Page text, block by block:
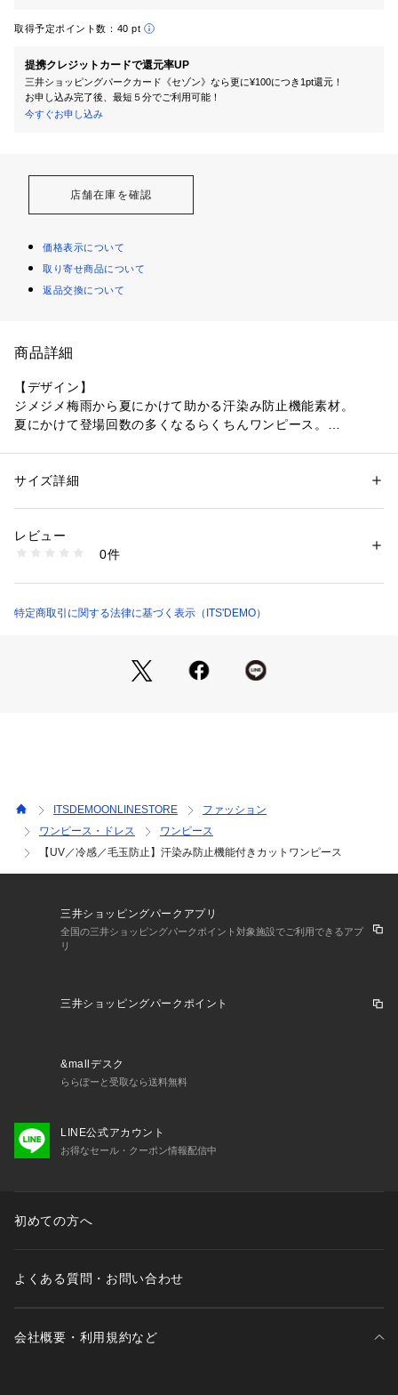
取得予定ポイント数： 40 pt
提携クレジットカードで還元率UP
三井ショッピングパークカード《セゾン》なら更に¥100につき1pt還元！
お申し込み完了後、最短５分でご利用可能！
今すぐお申し込み
店舗在庫を確認
価格表示について
取り寄せ商品について
返品交換について
商品詳細
【デザイン】
ジメジメ梅雨から夏にかけて助かる汗染み防止機能素材。
夏にかけて登場回数の多くなるらくちんワンピース。
1.汗染み防止
4.アンチピリング
リラックス感のある着心地ながらも胸周りからウエストはすっ
またセンター中心にハギをつくり縦のラインを強調すること
で、すっきりとした印象をつくっています。
・裏地なし
・ポケットなし
※ミントグリーン（021）はやや透け感があるため、インナー
の着用をおすすめします。
※この製品は、太陽光線中の紫外線（UV）を通しにくくしま
す。この効果は永久的ではありません。
ります。また、パソコン・スマートフォンなどの環境により、
----------------------------------------
▽気になる商品はハートマークをクリック！
▽ブランドのお気に入り登録も！
----------------------------------------
性別：レディース
素材：コットン65％ ポリエステル35％
商品番号：
P93-55017 （ショップ）
サイズ詳細
レビュー
0件
特定商取引に関する法律に基づく表示（ITS'DEMO）
ITSDEMOONLINESTORE
ファッション
ワンピース・ドレス
ワンピース
【UV／冷感／毛玉防止】汗染み防止機能付きカットワンピース
三井ショッピングパークアプリ
全国の三井ショッピングパークポイント対象施設でご利用できるアプ
リ
三井ショッピングパークポイント
&mallデスク
ららぽーと受取なら送料無料
LINE公式アカウント
お得なセール・クーポン情報配信中
初めての方へ
よくある質問・お問い合わせ
会社概要・利用規約など